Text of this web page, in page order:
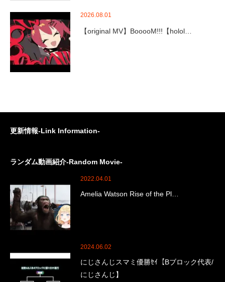
2026.08.01
【original MV】BooooM!!!【holol…
更新情報-Link Information-
ランダム動画紹介-Random Movie-
2022.04.01
Amelia Watson Rise of the Pl…
2024.06.02
にじさんじスマミ優勝ｾｲ【Bブロック代表/
にじさんじ】